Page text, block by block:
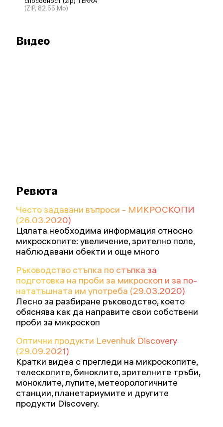
(ZIP, 82.55 Mb)
Видео
Ревюта
Често задавани въпроси - МИКРОСКОПИ
(26.03.2020)
Цялата необходима информация относно
микроскопите: увеличение, зрително поле,
наблюдавани обекти и още много
Ръководство стъпка по стъпка за
подготовка на проби за микроскоп и за по-
нататъшната им употреба (29.03.2020)
Лесно за разбиране ръководство, което
обяснява как да направите свои собствени
проби за микроскоп
Оптични продукти Levenhuk Discovery
(29.09.2021)
Кратки видеа с прегледи на микроскопите,
телескопите, биноклите, зрителните тръби,
моноклите, лупите, метеорологичните
станции, планетариумите и другите
продукти Discovery.